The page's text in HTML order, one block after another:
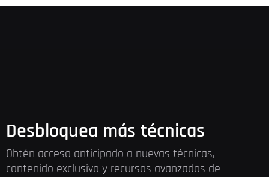
Desbloquea más técnicas
Obtén acceso anticipado a nuevas técnicas,
contenido exclusivo y recursos avanzados de